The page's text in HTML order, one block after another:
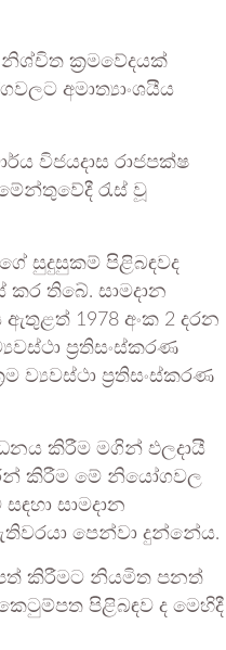
ක්‍රමවේදයක්
අමාත්‍යාංශයීය
විජයදාස රාජපක්ෂ
රැස් වූ
සුදුසුකම් පිළිබඳවද
තිබේ. සාමදාන
1978 අංක 2 දරන
ප්‍රතිසංස්කරණ
ව්‍යවස්ථා ප්‍රතිසංස්කරණ
කිරීම මගින් ඵලදායී
කිරීම මේ නියෝගවල
සාමදාන
පෙන්වා දුන්නේය.
කිරීමට නියමිත පනත්
පිළිබඳව ද මෙහිදී